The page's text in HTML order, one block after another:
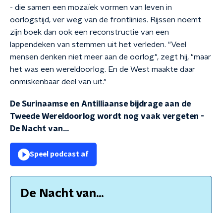
- die samen een mozaïek vormen van leven in
oorlogstijd, ver weg van de frontlinies. Rijssen noemt
zijn boek dan ook een reconstructie van een
lappendeken van stemmen uit het verleden. "Veel
mensen denken niet meer aan de oorlog", zegt hij, "maar
het was een wereldoorlog. En de West maakte daar
onmiskenbaar deel van uit."
De Surinaamse en Antilliaanse bijdrage aan de
Tweede Wereldoorlog wordt nog vaak vergeten -
De Nacht van...
Speel podcast af
De Nacht van...